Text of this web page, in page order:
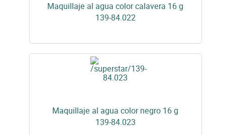
Maquillaje al agua color calavera 16 g
139-84.022
Maquillaje al agua color negro 16 g
139-84.023